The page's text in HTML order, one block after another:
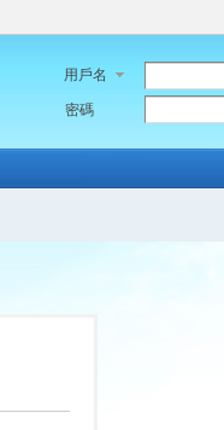
用戶名
密碼